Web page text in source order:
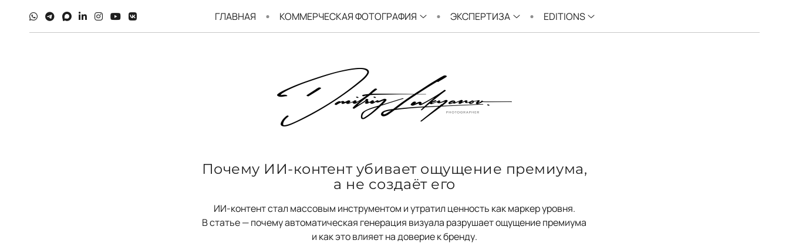
ГЛАВНАЯ КОММЕРЧЕСКАЯ ФОТОГРАФИЯ ЭКСПЕРТИЗА EDITIONS
Почему ИИ-контент убивает ощущение премиума,
а не создаёт его
ИИ-контент стал массовым инструментом и утратил ценность как маркер уровня.
В статье — почему автоматическая генерация визуала разрушает ощущение премиума
и как это влияет на доверие к бренду.